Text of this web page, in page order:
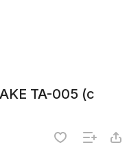
TA-005 (с